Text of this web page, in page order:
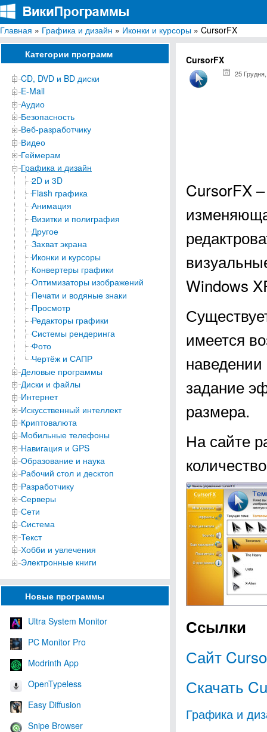
ВикиПрограммы
Энциклопедия бесплатных компьютерных программ для Windows
Главная » Графика и дизайн » Иконки и курсоры » CursorFX
Категории программ
CD, DVD и BD диски
E-Mail
Аудио
Безопасность
Веб-разработчику
Видео
Геймерам
Графика и дизайн
2D и 3D
Flash графика
Анимация
Визитки и полиграфия
Другое
Захват экрана
Иконки и курсоры
Конвертеры графики
Оптимизаторы изображений
Печати и водяные знаки
Просмотр
Редакторы графики
Системы рендеринга
Фото
Чертёж и САПР
Деловые программы
Диски и файлы
Интернет
Искусственный интеллект
Криптовалюта
Мобильные телефоны
Навигация и GPS
Образование и наука
Рабочий стол и десктоп
Разработчику
Серверы
Сети
Система
Текст
Хобби и увлечения
Электронные книги
Новые программы
Ultra System Monitor
PC Monitor Pro
Modrinth App
OpenTypeless
Easy Diffusion
Snipe Browser
CursorFX
25
CursorFX
Windows
имеется
наведении
задание
размера.
На сайте
Ссылки
Сайт
Скачать
Графика и